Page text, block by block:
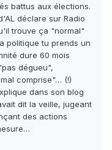
battus aux élections.
déclare sur Radio
trouve ça "normal"
politique tu prends un
dure 60 mois
dégueu",
comprise"… (!)
dans son blog
dit la veille, jugeant
des actions